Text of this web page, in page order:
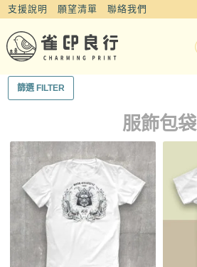
支援說明 願望清單 聯絡我們
篩選 FILTER
服飾包袋